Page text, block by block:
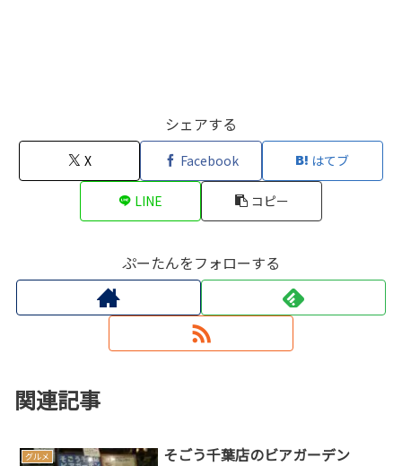
シェアする
X Facebook はてブ
LINE コピー
ぷーたんをフォローする
関連記事
グルメ そごう千葉店のビアガーデン